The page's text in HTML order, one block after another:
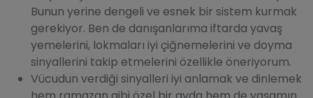
Bunun yerine dengeli ve esnek bir sistem kurmak
gerekiyor. Ben de danışanlarıma iftarda yavaş
yemelerini, lokmaları iyi çiğnemelerini ve doyma
sinyallerini takip etmelerini özellikle öneriyorum.
Vücudun verdiği sinyalleri iyi anlamak ve dinlemek